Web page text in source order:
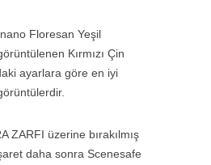
Floresan Yeşil
Kırmızı Çin
ayarlara göre en iyi
ZARFI üzerine bırakılmış
daha sonra Scenesafe